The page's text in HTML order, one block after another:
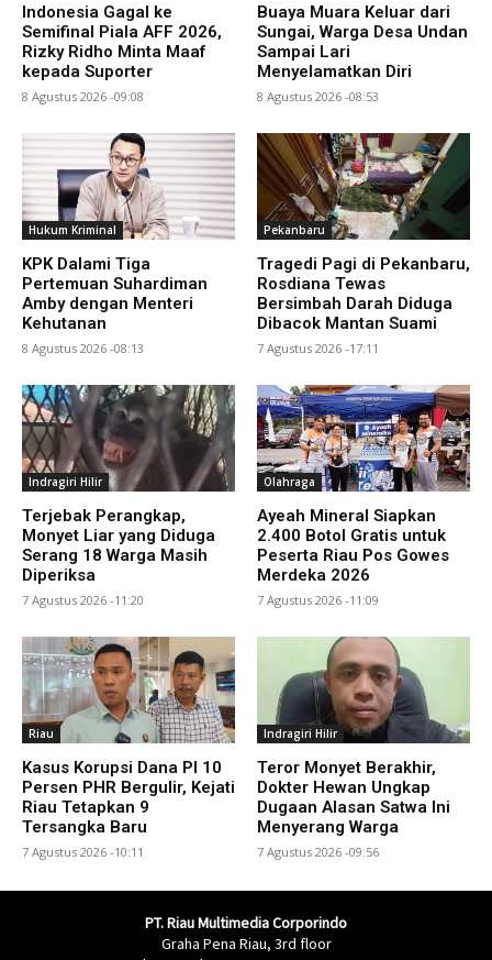
Indonesia Gagal ke
Semifinal Piala AFF 2026,
Rizky Ridho Minta Maaf
kepada Suporter
8 Agustus 2026 -09:08
Buaya Muara Keluar dari
Sungai, Warga Desa Undan
Sampai Lari
Menyelamatkan Diri
8 Agustus 2026 -08:53
Hukum Kriminal
KPK Dalami Tiga
Pertemuan Suhardiman
Amby dengan Menteri
Kehutanan
8 Agustus 2026 -08:13
Pekanbaru
Tragedi Pagi di Pekanbaru,
Rosdiana Tewas
Bersimbah Darah Diduga
Dibacok Mantan Suami
7 Agustus 2026 -17:11
Indragiri Hilir
Terjebak Perangkap,
Monyet Liar yang Diduga
Serang 18 Warga Masih
Diperiksa
7 Agustus 2026 -11:20
Olahraga
Ayeah Mineral Siapkan
2.400 Botol Gratis untuk
Peserta Riau Pos Gowes
Merdeka 2026
7 Agustus 2026 -11:09
Riau
Kasus Korupsi Dana PI 10
Persen PHR Bergulir, Kejati
Riau Tetapkan 9
Tersangka Baru
7 Agustus 2026 -10:11
Indragiri Hilir
Teror Monyet Berakhir,
Dokter Hewan Ungkap
Dugaan Alasan Satwa Ini
Menyerang Warga
7 Agustus 2026 -09:56
PT. Riau Multimedia Corporindo
Graha Pena Riau, 3rd floor